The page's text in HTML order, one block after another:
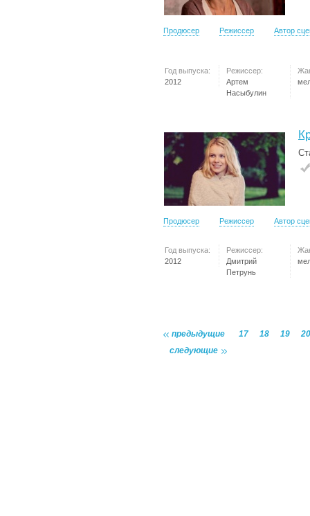
Продюсер Режиссер Автор
Год выпуска:
2012
Режиссер:
Артем
Насыбулин
Продюсер Режиссер Автор
Год выпуска:
2012
Режиссер:
Дмитрий
Петрунь
предыдущие 17 18 19
20
следующие